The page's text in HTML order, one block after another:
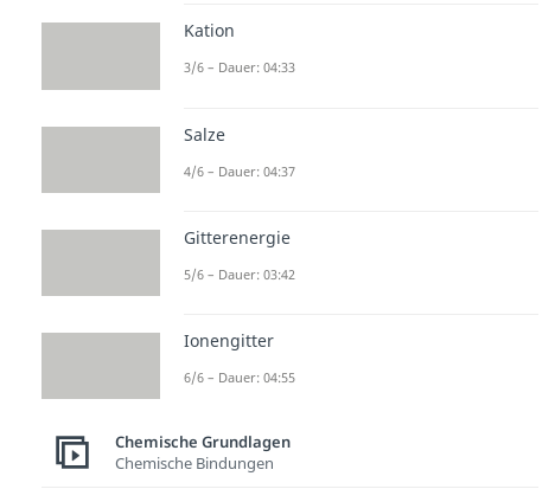
Kation
3/6 – Dauer: 04:33
Salze
4/6 – Dauer: 04:37
Gitterenergie
5/6 – Dauer: 03:42
Ionengitter
6/6 – Dauer: 04:55
Chemische Grundlagen
Chemische Bindungen